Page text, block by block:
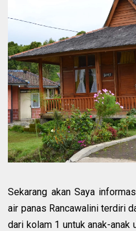
Sekarang akan Saya
air panas Rancawalini terdiri
dari kolam 1 untuk anak-